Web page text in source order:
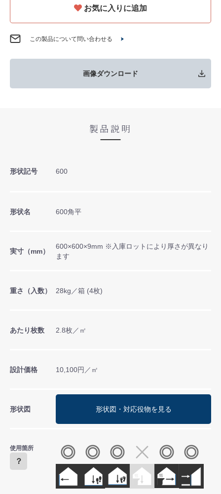
お気に入りに追加
この製品について問い合わせる
画像ダウンロード
製品説明
形状記号 600
形状名 600角平
実寸（mm）
600×600×9mm ※入庫ロットにより厚さが異なり
ます
重さ（入数） 28kg／箱 (4枚)
あたり枚数 2.8枚／㎡
設計価格 10,100円／㎡
形状図 形状図・対応役物を見る
使用箇所
？